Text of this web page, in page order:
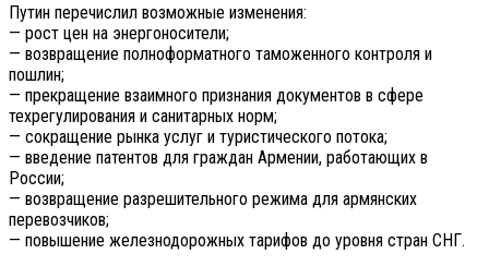
Путин перечислил возможные изменения:
— рост цен на энергоносители;
— возвращение полноформатного таможенного контроля и
пошлин;
— прекращение взаимного признания документов в сфере
техрегулирования и санитарных норм;
— сокращение рынка услуг и туристического потока;
— введение патентов для граждан Армении, работающих в
России;
— возвращение разрешительного режима для армянских
перевозчиков;
— повышение железнодорожных тарифов до уровня стран СНГ.